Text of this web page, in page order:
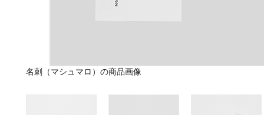
名刺（マシュマロ）の商品画像